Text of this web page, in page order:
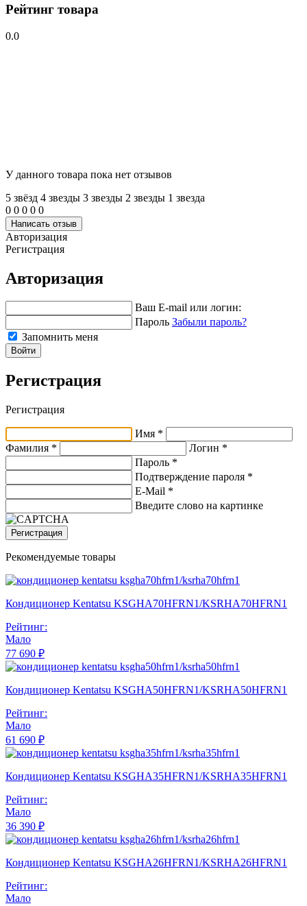
Рейтинг товара
0.0
У данного товара пока нет отзывов
5 звёзд 4 звeзды 3 звeзды 2 звeзды 1 звeзда
0 0 0 0 0
Написать отзыв
Авторизация
Регистрация
Авторизация
Ваш E-mail или логин:
Пароль Забыли пароль?
Запомнить меня
Войти
Регистрация
Регистрация
Имя *
Фамилия *
Логин *
Пароль *
Подтверждение пароля *
E-Mail *
Введите слово на картинке
Регистрация
Рекомендуемые товары
Кондиционер Kentatsu KSGHA70HFRN1/KSRHA70HFRN1
Рейтинг:
Мало
77 690 ₽
Кондиционер Kentatsu KSGHA50HFRN1/KSRHA50HFRN1
Рейтинг:
Мало
61 690 ₽
Кондиционер Kentatsu KSGHA35HFRN1/KSRHA35HFRN1
Рейтинг:
Мало
36 390 ₽
Кондиционер Kentatsu KSGHA26HFRN1/KSRHA26HFRN1
Рейтинг:
Мало